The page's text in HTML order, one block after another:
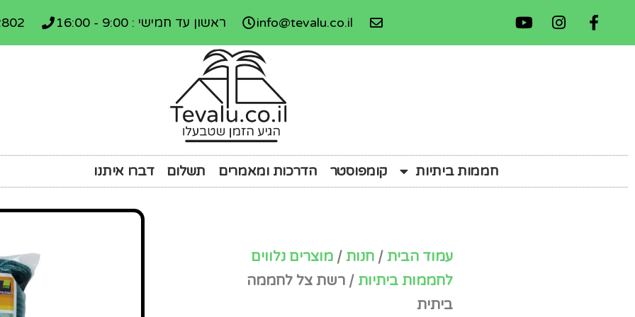
info@tevalu.co.il ראשון עד חמישי : 9:00 - 16:00
חממות ביתיות קומפוסטר הדרכות ומאמרים תשלום דברו איתנו
עמוד הבית / חנות / מוצרים נלווים
לחממות ביתיות / רשת צל לחממה
ביתית